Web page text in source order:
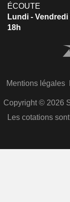
ÉCOUTE
Lundi - Vendredi
18h
Mentions légales
Copyright © 2026
Les cotations